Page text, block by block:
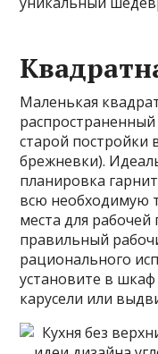
Маленькая
старой постройки
брежневки).
планировка
всю необходимую
места для
правильный
рационального
установите в
карусели или